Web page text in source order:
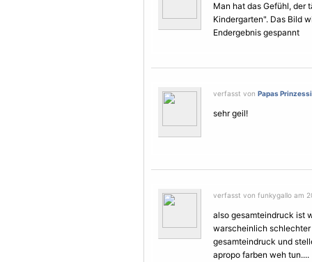
Man hat das Gefühl, der
Kindergarten". Das Bild
Endergebnis gespannt
verfasst von Papas
sehr geil!
verfasst von funkygallo am
also gesamteindruck ist
warscheinlich
gesamteindruck und
apropo farben weh tun....